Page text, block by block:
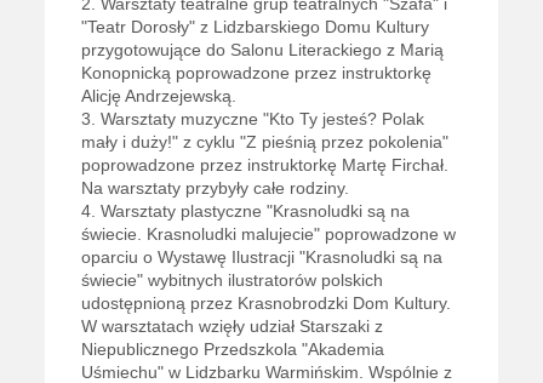
"Teatr Dorosły" z Lidzbarskiego Domu Kultury
przygotowujące do Salonu Literackiego z Marią
Konopnicką poprowadzone przez instruktorkę
Alicję Andrzejewską.
3. Warsztaty muzyczne "Kto Ty jesteś? Polak
mały i duży!" z cyklu "Z pieśnią przez pokolenia"
poprowadzone przez instruktorkę Martę Firchał.
Na warsztaty przybyły całe rodziny.
4. Warsztaty plastyczne "Krasnoludki są na
świecie. Krasnoludki malujecie" poprowadzone w
oparciu o Wystawę Ilustracji "Krasnoludki są na
świecie" wybitnych ilustratorów polskich
udostępnioną przez Krasnobrodzki Dom Kultury.
W warsztatach wzięły udział Starszaki z
Niepublicznego Przedszkola "Akademia
Uśmiechu" w Lidzbarku Warmińskim. Wspólnie z